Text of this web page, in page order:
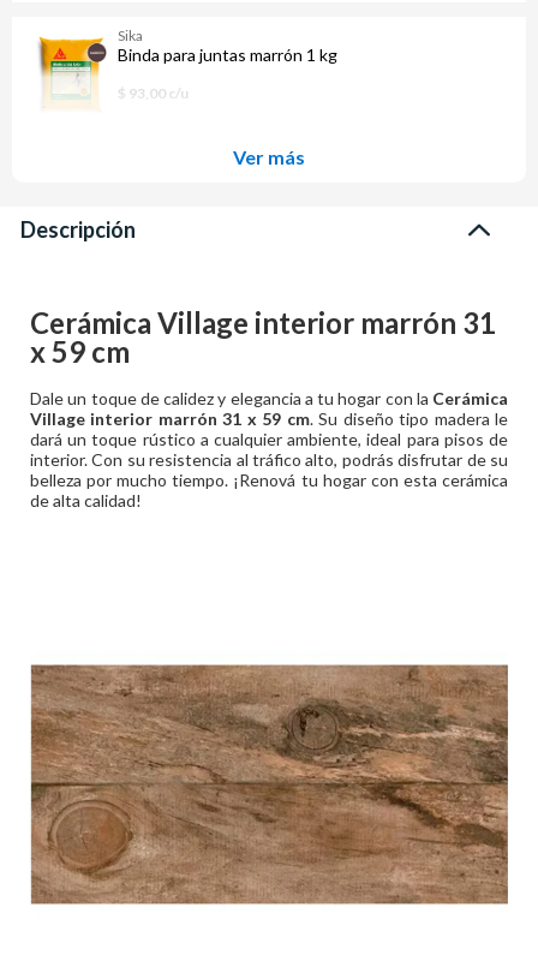
Sika
Binda para juntas marrón 1 kg
$ 93,00 c/u
Ver más
Descripción
Cerámica Village interior marrón 31
x 59 cm
Dale un toque de calidez y elegancia a tu hogar con la Cerámica
Village interior marrón 31 x 59 cm. Su diseño tipo madera le
dará un toque rústico a cualquier ambiente, ideal para pisos de
interior. Con su resistencia al tráfico alto, podrás disfrutar de su
belleza por mucho tiempo. ¡Renová tu hogar con esta cerámica
de alta calidad!